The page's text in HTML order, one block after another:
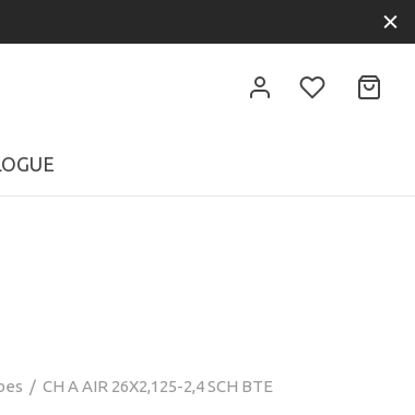
/ CH A AIR 26X2,125-2,4 SCH BTE